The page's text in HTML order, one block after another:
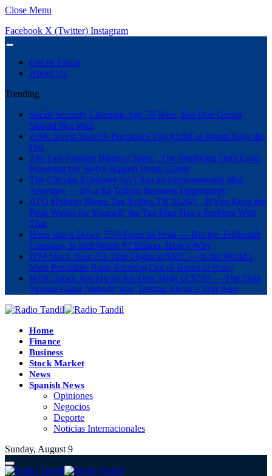
Close Menu
Facebook X (Twitter) Instagram
Get In Touch
About Us
Trending
Social Security Claiming Age 70 Wins, But One Group
Should Not Wait
ARK Invest SpaceX Purchases Top $32M as Wood Buys the
Dip
The Fast-Fashion Balance Sheet , The Terrifying Debt Load
Powering the Web’s Biggest Retail Giants
The Circular Economy Isn’t Just an Environmental Idea
Anymore — It’s a $4 Trillion Business Opportunity
ATO Holiday Home Tax Ruling TR 2026/1 , If You Keep the
Peak Weeks for Yourself, the Tax Man Has a Problem With
That
Hims Stock Down 55% From Its Peak — But the Telehealth
Company Is Still Worth $7 Billion. Here’s Why
JPM Stock Near All-Time Highs at $331 — Is the World’s
Most Profitable Bank Running Out of Room to Run?
WDC Stock Just Hit an All-Time High of $729 — The Data
Storage Giant Nobody Was Talking About a Year Ago
Home
Finance
Business
Stock Market
News
Spanish News
Opiniones
Negocios
Deporte
Noticias Internacionales
Sunday, August 9